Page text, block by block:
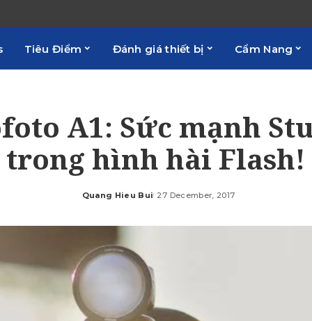
Tiêu Điểm Đánh giá thiết bị Cẩm Nang
A1: Sức mạnh
trong hình hài Flash!
Posted
Quang Hieu Bui 27 December, 2017